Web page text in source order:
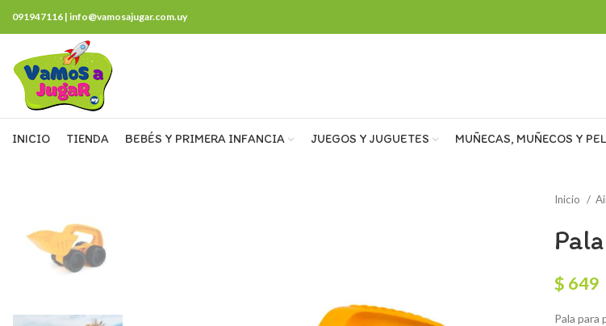
091947116 | info@vamosajugar.com.uy
INICIO TIENDA BEBÉS Y PRIMERA INFANCIA JUEGOS Y JUGUETES MUÑECAS, MUÑECOS Y
Inicio
$ 649
Pala para